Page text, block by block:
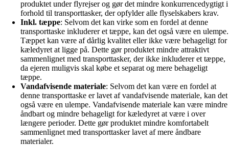
produktet under flyrejser og gør det mindre konkurrencedygtigt i
forhold til transporttasker, der opfylder alle flyselskabers krav.
Inkl. tæppe: Selvom det kan virke som en fordel at denne
transporttaske inkluderer et tæppe, kan det også være en ulempe.
Tæppet kan være af dårlig kvalitet eller ikke være behageligt for
kæledyret at ligge på. Dette gør produktet mindre attraktivt
sammenlignet med transporttasker, der ikke inkluderer et tæppe,
da ejeren muligvis skal købe et separat og mere behageligt
tæppe.
Vandafvisende materiale: Selvom det kan være en fordel at
denne transporttaske er lavet af vandafvisende materiale, kan det
også være en ulempe. Vandafvisende materiale kan være mindre
åndbart og mindre behageligt for kæledyret at være i over
længere perioder. Dette gør produktet mindre komfortabelt
sammenlignet med transporttasker lavet af mere åndbare
materialer.